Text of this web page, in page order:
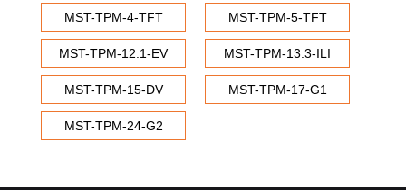
MST-TPM-4-TFT MST-TPM-5-TFT
MST-TPM-12.1-EV MST-TPM-13.3-ILI
MST-TPM-15-DV MST-TPM-17-G1
MST-TPM-24-G2